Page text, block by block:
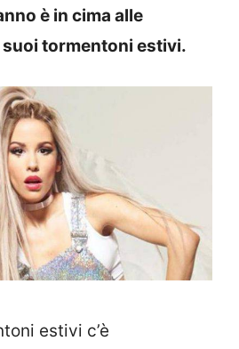
è in cima alle
tormentoni estivi.
estivi c’è